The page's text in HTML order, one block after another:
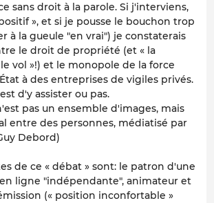
sans droit à la parole. Si j'interviens,
», et si je pousse le bouchon trop
à la gueule "en vrai") je constaterais
le droit de propriété (et « la
vol »!) et le monopole de la force
à des entreprises de vigiles privés.
d'y assister ou pas.
pas un ensemble d'images, mais
entre des personnes, médiatisé par
Debord)
de ce « débat » sont: le patron d'une
ligne "indépendante", animateur et
(« position inconfortable »